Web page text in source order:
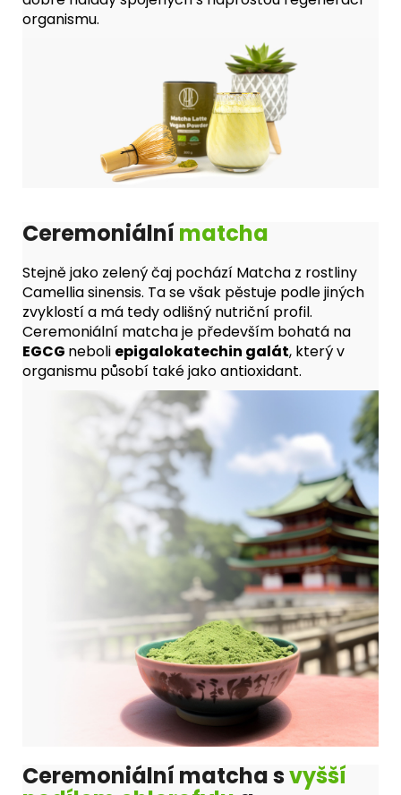
organismu.
Ceremoniální matcha
Stejně jako zelený čaj pochází Matcha z rostliny
Camellia sinensis. Ta se však pěstuje podle jiných
zvyklostí a má tedy odlišný nutriční profil.
Ceremoniální matcha je především bohatá na
EGCG neboli epigalokatechin galát, který v
organismu působí také jako antioxidant.
Ceremoniální matcha svyšší